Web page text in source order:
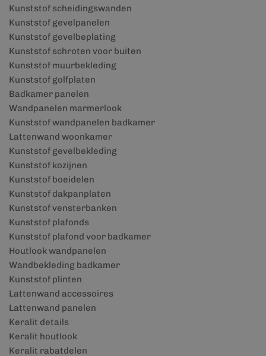
Kunststof scheidingswanden
Kunststof gevelpanelen
Kunststof gevelbeplating
Kunststof schroten voor buiten
Kunststof muurbekleding
Kunststof golfplaten
Badkamer panelen
Wandpanelen marmerlook
Kunststof wandpanelen badkamer
Lattenwand woonkamer
Kunststof gevelbekleding
Kunststof kozijnen
Kunststof boeidelen
Kunststof dakpanplaten
Kunststof vensterbanken
Kunststof plafonds
Kunststof plafond voor badkamer
Houtlook wandpanelen
Wandbekleding badkamer
Kunststof plinten
Lattenwand accessoires
Lattenwand panelen
Keralit details
Keralit houtlook
Keralit rabatdelen